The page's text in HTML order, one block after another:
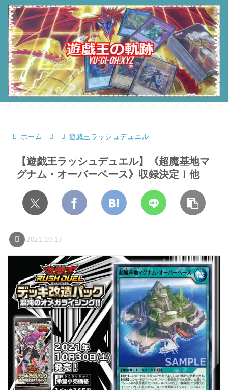
ホーム 遊戯王ラッシュデュエル
【遊戯王ラッシュデュエル】《超魔基地マ
グナム・オーバーベース》収録決定！他
2021.10.17